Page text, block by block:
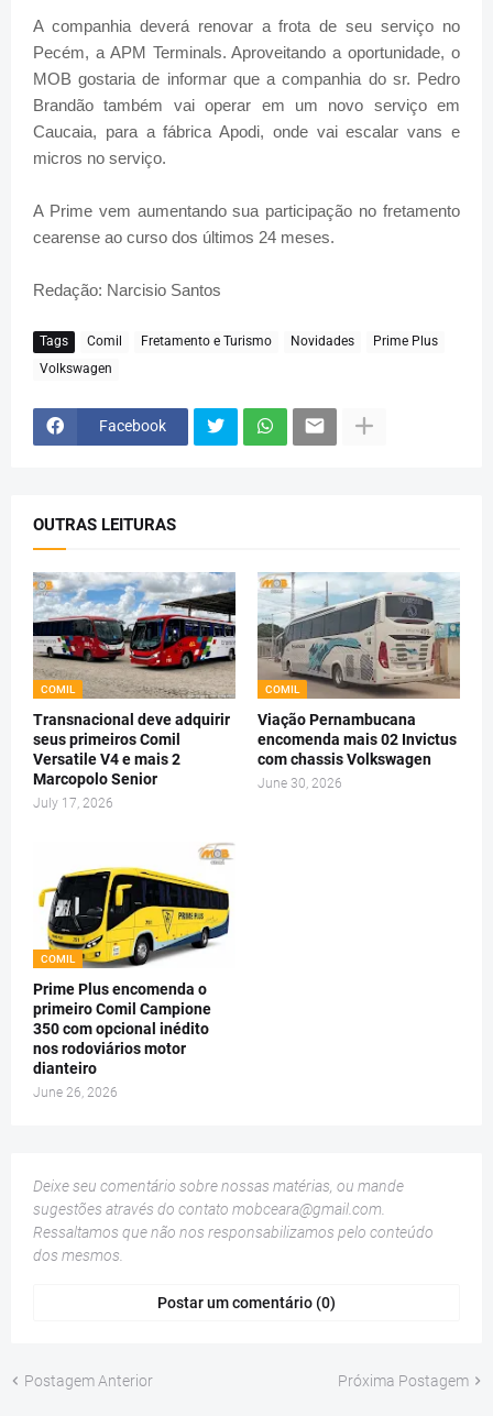
A companhia deverá renovar a frota de seu serviço no
Pecém, a APM Terminals. Aproveitando a oportunidade, o
MOB gostaria de informar que a companhia do sr. Pedro
Brandão também vai operar em um novo serviço em
Caucaia, para a fábrica Apodi, onde vai escalar vans e
micros no serviço.
A Prime vem aumentando sua participação no fretamento
cearense ao curso dos últimos 24 meses.
Redação: Narcisio Santos
Tags Comil Fretamento e Turismo Novidades
Prime Plus
Volkswagen
Facebook
OUTRAS LEITURAS
COMIL
Transnacional deve adquirir
seus primeiros Comil
Versatile V4 e mais 2
Marcopolo Senior
July 17, 2026
COMIL
Viação Pernambucana
encomenda mais 02 Invictus
com chassis Volkswagen
June 30, 2026
COMIL
Prime Plus encomenda o
primeiro Comil Campione
350 com opcional inédito
nos rodoviários motor
dianteiro
June 26, 2026
Deixe seu comentário sobre nossas matérias, ou mande
sugestões através do contato mobceara@gmail.com
Ressaltamos que não nos responsabilizamos pelo conteúdo
dos mesmos.
Postar um comentário (0)
Postagem Anterior Próxima Postagem